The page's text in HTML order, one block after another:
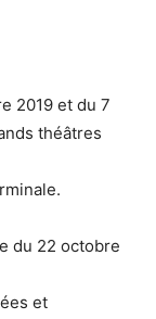
2019 et du 7
théâtres
du 22 octobre
et